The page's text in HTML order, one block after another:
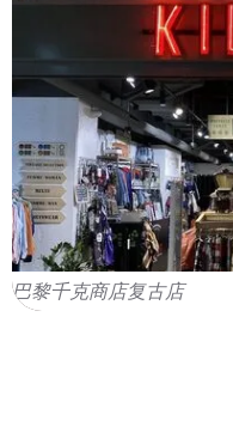
巴黎千克商店复古店